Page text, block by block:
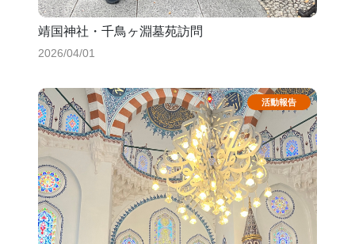
靖国神社・千鳥ヶ淵墓苑訪問
2026/04/01